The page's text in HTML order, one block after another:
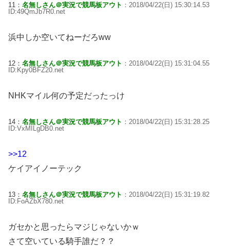
11： 名無しさん＠実況で競馬板アウト ：2018/04/22(日) 15:30:14.53
ID:49QmJb7R0.net
浜中しか空いてねーだろww
12： 名無しさん＠実況で競馬板アウト ：2018/04/22(日) 15:31:04.55
ID:Kpy0BFZ20.net
NHKマイル何の予定だったっけ
14： 名無しさん＠実況で競馬板アウト ：2018/04/22(日) 15:31:28.25
ID:VxMILgDB0.net
>>12
ケイアイノーテック
13： 名無しさん＠実況で競馬板アウト ：2018/04/22(日) 15:31:19.82
ID:FoAZbX780.net
ガセかと思ったらマジじゃないかｗ
さて空いている騎手誰だ？？